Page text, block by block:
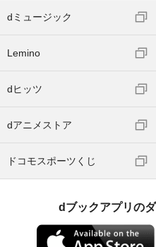
dミュージック
Lemino
dヒッツ
dアニメストア
ドコモスポーツくじ
dブックアプリの